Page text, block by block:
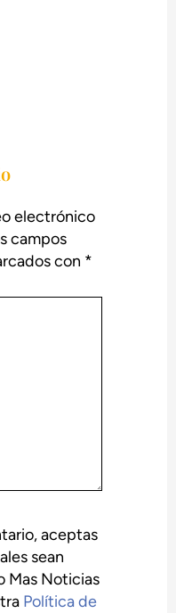
electrónico
campos
con *
aceptas
sean
Mas Noticias
Política de